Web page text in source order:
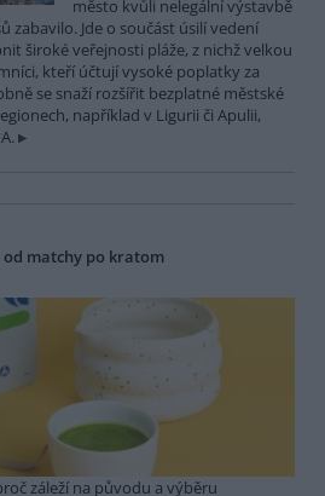
město kvůli nelegální výstavbě
zabavilo. Jde o součást úsilí vedení
široké veřejnosti pláže, z nichž velkou
kteří účtují vysoké poplatky za
se snaží rozšířit bezplatné městské
například v Ligurii či Apulii,
matchy po kratom
záleží na původu a výběru